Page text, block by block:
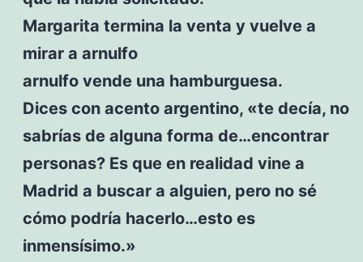
Margarita termina la venta y vuelve a
mirar a arnulfo
arnulfo vende una hamburguesa.
Dices con acento argentino, «te decía, no
sabrías de alguna forma de…encontrar
personas? Es que en realidad vine a
Madrid a buscar a alguien, pero no sé
cómo podría hacerlo…esto es
inmensísimo.»